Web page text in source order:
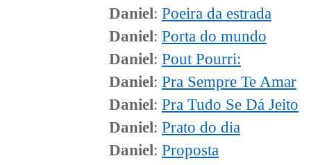
Daniel: Poeira da estrada
Daniel: Porta do mundo
Daniel: Pout Pourri:
Daniel: Pra Sempre Te Amar
Daniel: Pra Tudo Se Dá Jeito
Daniel: Prato do dia
Daniel: Proposta